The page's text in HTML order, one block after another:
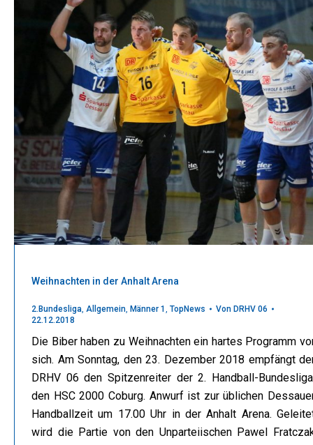
Weihnachten in der Anhalt Arena
2.Bundesliga, Allgemein, Männer 1 , TopNews Von DRHV 06
22.12.2018
Die Biber haben zu Weihnachten ein hartes Programm
sich. Am Sonntag, den 23. Dezember 2018 empfängt
DRHV 06 den Spitzenreiter der 2. Handball-
den HSC 2000 Coburg. Anwurf ist zur üblichen
Handballzeit um 17.00 Uhr in der Anhalt Arena.
wird die Partie von den Unparteiischen Pawel